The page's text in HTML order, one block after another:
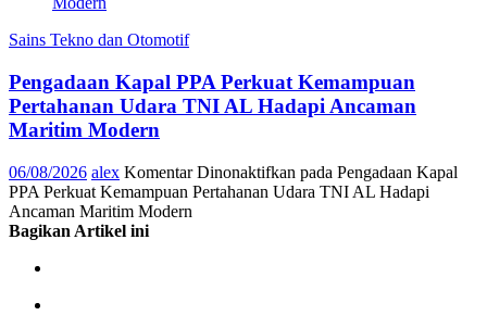
Sains Tekno dan Otomotif
Pengadaan Kapal PPA Perkuat Kemampuan
Pertahanan Udara TNI AL Hadapi Ancaman
Maritim Modern
06/08/2026 alex Komentar Dinonaktifkan pada Pengadaan Kapal
PPA Perkuat Kemampuan Pertahanan Udara TNI AL Hadapi
Ancaman Maritim Modern
Bagikan Artikel ini